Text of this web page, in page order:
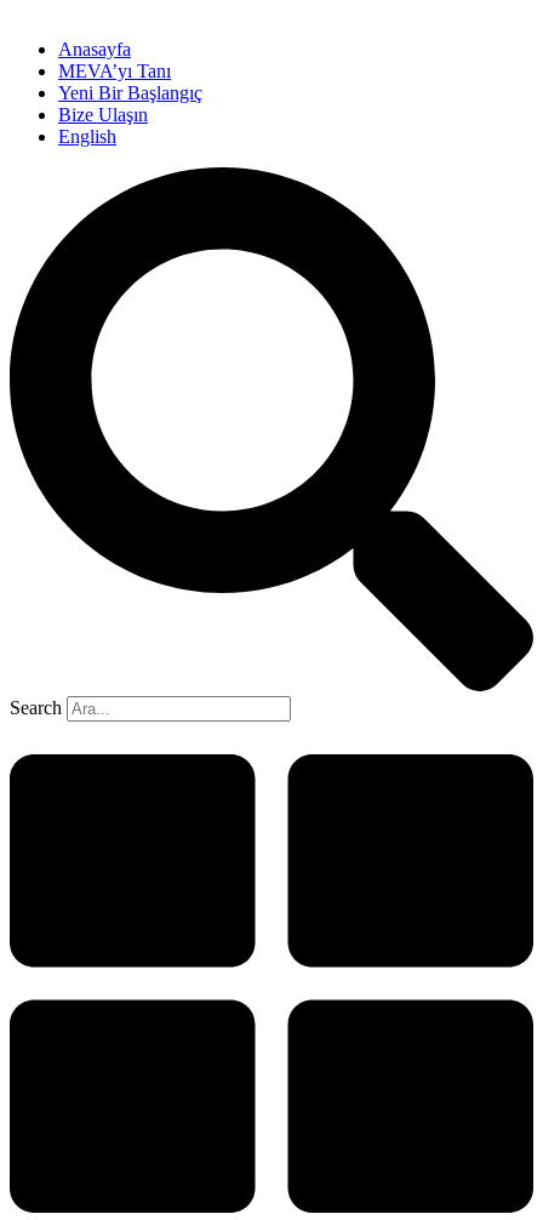
Anasayfa
MEVA’yı Tanı
Yeni Bir Başlangıç
Bize Ulaşın
English
Search